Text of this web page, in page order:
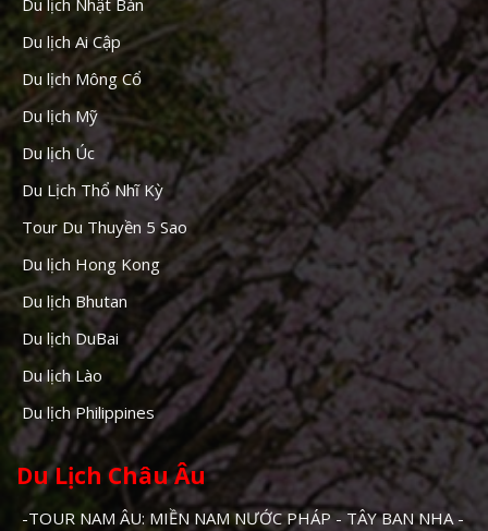
Du lịch Nhật Bản
Du lịch Ai Cập
Du lịch Mông Cổ
Du lịch Mỹ
Du lịch Úc
Du Lịch Thổ Nhĩ Kỳ
Tour Du Thuyền 5 Sao
Du lịch Hong Kong
Du lịch Bhutan
Du lịch DuBai
Du lịch Lào
Du lịch Philippines
Du Lịch Châu Âu
-TOUR NAM ÂU: MIỀN NAM NƯỚC PHÁP - TÂY BAN NHA -